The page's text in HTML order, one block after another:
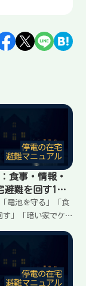
食事・情報・
避難を回す1日
方
電池を守る」「食
す」「暗い家でケ
の情報確認の回
配置、家族の動き
れを増やさない。1
〜夜でまとめる。